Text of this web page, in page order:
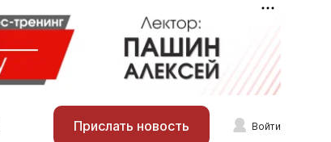
Прислать новость Войти